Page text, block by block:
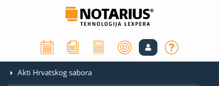
Akti Hrvatskog sabora